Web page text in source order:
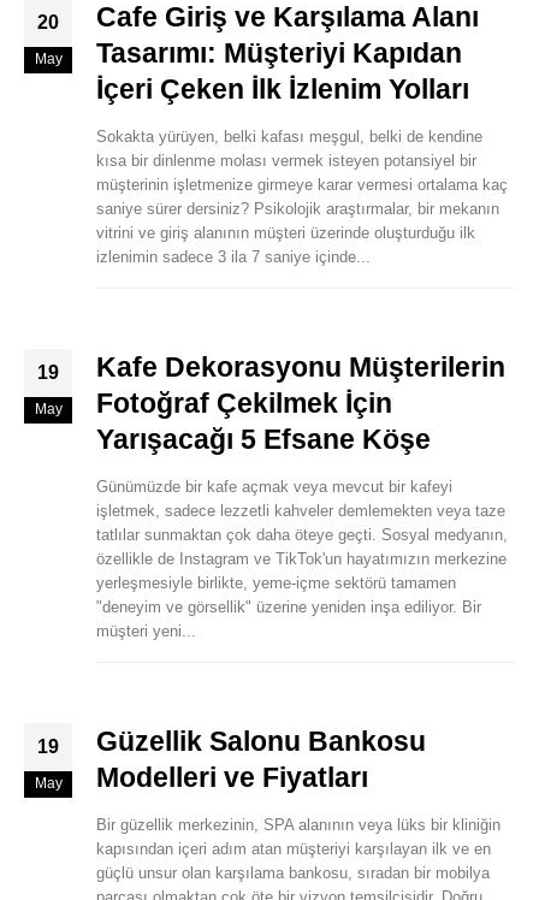
20
May
Cafe Giriş ve Karşılama Alanı
Tasarımı: Müşteriyi Kapıdan
İçeri Çeken İlk İzlenim Yolları
Sokakta yürüyen, belki kafası meşgul, belki de kendine
kısa bir dinlenme molası vermek isteyen potansiyel bir
müşterinin işletmenize girmeye karar vermesi ortalama kaç
saniye sürer dersiniz? Psikolojik araştırmalar, bir mekanın
vitrini ve giriş alanının müşteri üzerinde oluşturduğu ilk
izlenimin sadece 3 ila 7 saniye içinde...
19
May
Kafe Dekorasyonu Müşterilerin
Fotoğraf Çekilmek İçin
Yarışacağı 5 Efsane Köşe
Günümüzde bir kafe açmak veya mevcut bir kafeyi
işletmek, sadece lezzetli kahveler demlemekten veya taze
tatlılar sunmaktan çok daha öteye geçti. Sosyal medyanın,
özellikle de Instagram ve TikTok'un hayatımızın merkezine
yerleşmesiyle birlikte, yeme-içme sektörü tamamen
"deneyim ve görsellik" üzerine yeniden inşa ediliyor. Bir
müşteri yeni...
19
May
Güzellik Salonu Bankosu
Modelleri ve Fiyatları
Bir güzellik merkezinin, SPA alanının veya lüks bir kliniğin
kapısından içeri adım atan müşteriyi karşılayan ilk ve en
güçlü unsur olan karşılama bankosu, sıradan bir mobilya